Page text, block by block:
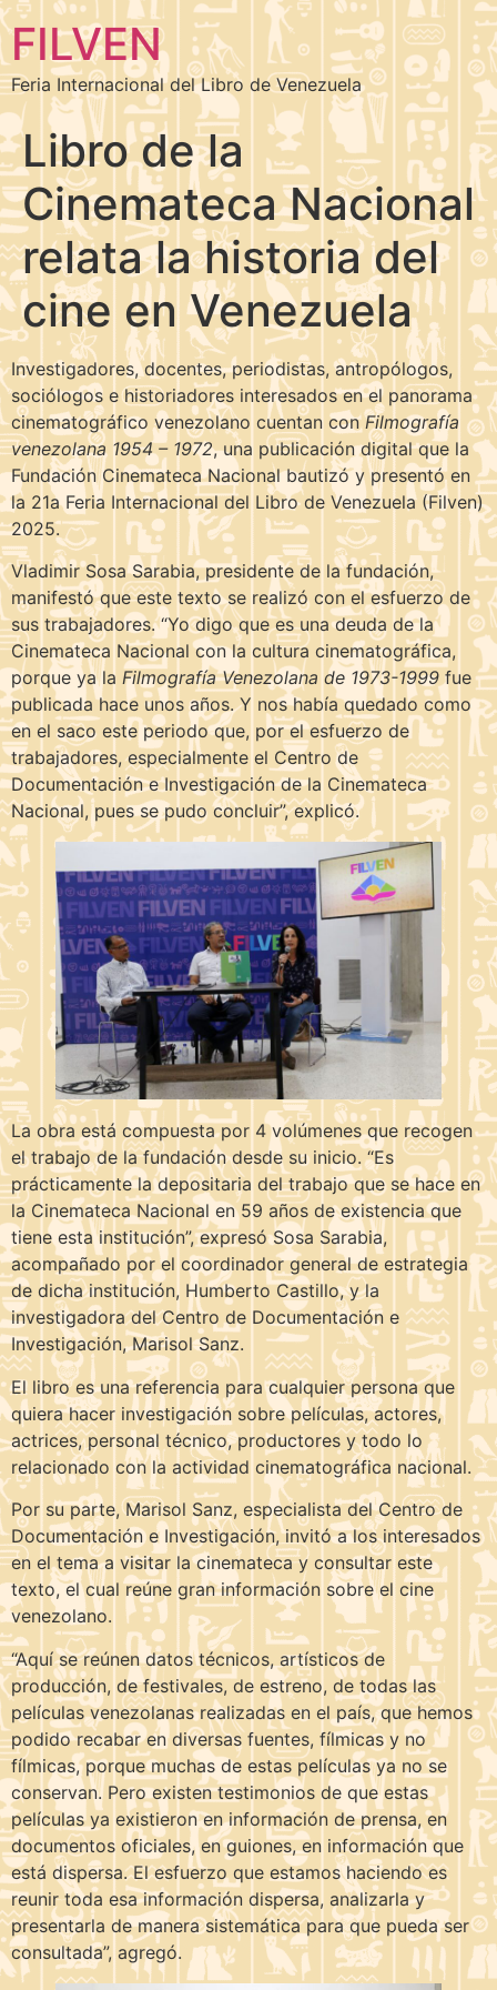
FILVEN
Feria Internacional del Libro de Venezuela
Libro de la
Cinemateca Nacional
relata la historia del
cine en Venezuela
Investigadores, docentes, periodistas, antropólogos,
sociólogos e historiadores interesados en el panorama
cinematográfico venezolano cuentan conFilmografía
venezolana 1954 – 1972, una publicación digital que la
Fundación Cinemateca Nacional bautizó y presentó en
la 21a Feria Internacional del Libro de Venezuela (Filven)
2025.
Vladimir Sosa Sarabia, presidente de la fundación,
manifestó que este texto se realizó con el esfuerzo de
sus trabajadores. “Yo digo que es una deuda de la
Cinemateca Nacional con la cultura cinematográfica,
porque ya la Filmografía Venezolana de 1973-1999 fue
publicada hace unos años. Y nos había quedado como
en el saco este periodo que, por el esfuerzo de
trabajadores, especialmente el Centro de
Documentación e Investigación de la Cinemateca
Nacional, pues se pudo concluir”, explicó.
La obra está compuesta por 4 volúmenes que recogen
el trabajo de la fundación desde su inicio. “Es
prácticamente la depositaria del trabajo que se hace en
la Cinemateca Nacional en 59 años de existencia que
tiene esta institución”, expresó Sosa Sarabia,
acompañado por el coordinador general de estrategia
de dicha institución, Humberto Castillo, y la
investigadora del Centro de Documentación e
Investigación, Marisol Sanz.
El libro es una referencia para cualquier persona que
quiera hacer investigación sobre películas, actores,
actrices, personal técnico, productores y todo lo
relacionado con la actividad cinematográfica nacional.
Por su parte, Marisol Sanz, especialista del Centro de
Documentación e Investigación, invitó a los interesados
en el tema a visitar la cinemateca y consultar este
texto, el cual reúne gran información sobre el cine
venezolano.
“Aquí se reúnen datos técnicos, artísticos de
producción, de festivales, de estreno, de todas las
películas venezolanas realizadas en el país, que hemos
podido recabar en diversas fuentes, fílmicas y no
fílmicas, porque muchas de estas películas ya no se
conservan. Pero existen testimonios de que estas
películas ya existieron en información de prensa, en
documentos oficiales, en guiones, en información que
está dispersa. El esfuerzo que estamos haciendo es
reunir toda esa información dispersa, analizarla y
presentarla de manera sistemática para que pueda ser
consultada”, agregó.